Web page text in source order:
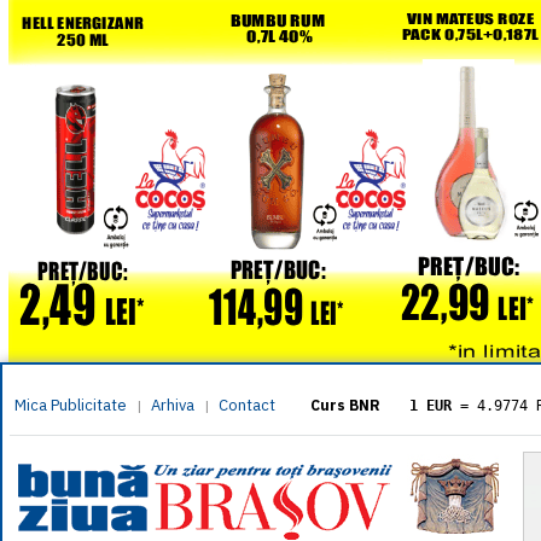
Mica Publicitate | Arhiva | Contact Curs BNR 1 EUR = 4.9774
= 5.8304
1 XAU= 464.4611
1 AED= 1.1933
1 AUD= 2.7957
1 BGN= 2.5449